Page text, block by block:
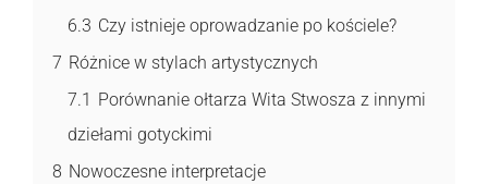
6.3 Czy istnieje oprowadzanie po kościele?
7 Różnice w stylach artystycznych
7.1 Porównanie ołtarza Wita Stwosza z innymi
dziełami gotyckimi
8 Nowoczesne interpretacje